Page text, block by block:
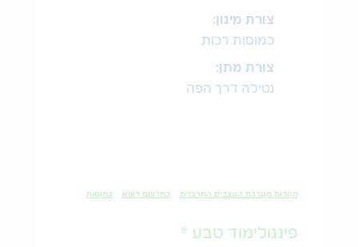
צורת מינון:
כמוסות רכות
צורת מתן:
נטילה דרך הפה
מחלות מערכת העצבים המרכזית במרשם רופא כמוסות
פינגולימוד טבע ®